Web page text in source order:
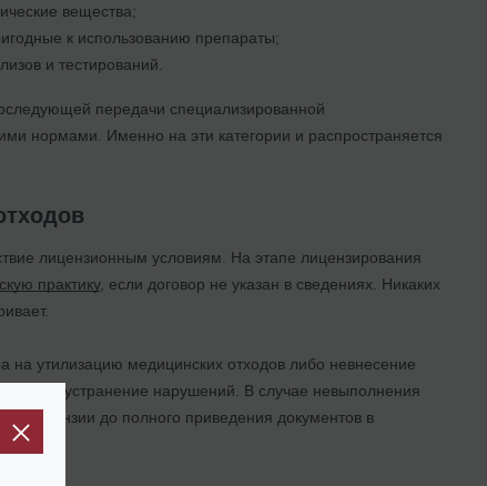
вещества;
к использованию препараты;
и тестирований.
передачи специализированной
нормами. Именно на эти категории и распространяется
лицензионным условиям. На этапе лицензирования
практику, если договор не указан в сведениях. Никаких
на утилизацию медицинских отходов либо невнесение
на устранение нарушений. В случае невыполнения
лицензии до полного приведения документов в